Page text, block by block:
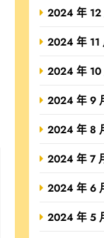
2024 年 12
2024 年 11
2024 年 10
2024 年 9
2024 年 8
2024 年 7
2024 年 6
2024 年 5